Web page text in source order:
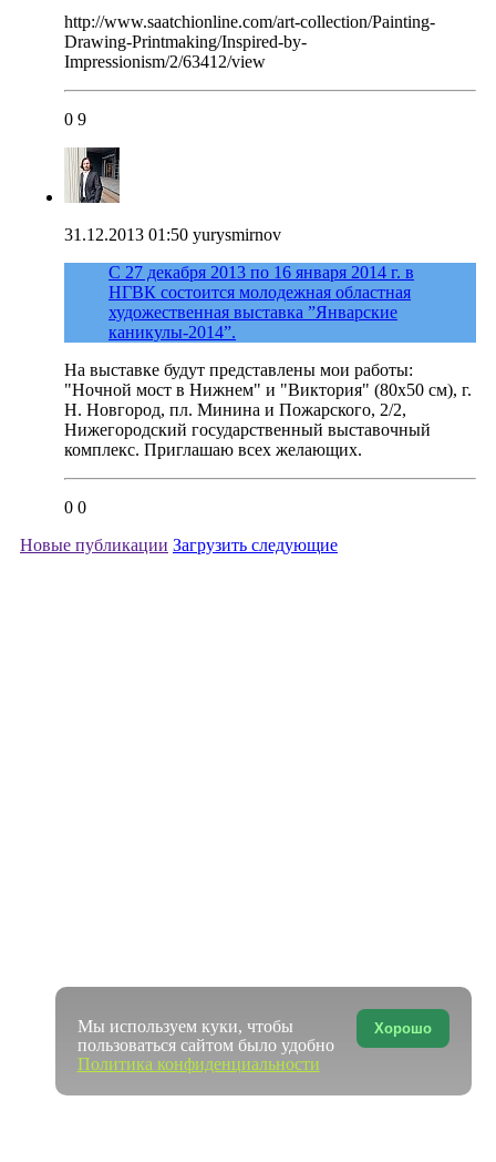
http://www.saatchionline.com/art-collection/Painting-
Drawing-Printmaking/Inspired-by-
Impressionism/2/63412/view
0 9
31.12.2013 01:50 yurysmirnov
С 27 декабря 2013 по 16 января 2014 г. в
НГВК состоится молодежная областная
художественная выставка ”Январские
каникулы-2014”.
На выставке будут представлены мои работы:
"Ночной мост в Нижнем" и "Виктория" (80x50 см), г.
Н. Новгород, пл. Минина и Пожарского, 2/2,
Нижегородский государственный выставочный
комплекс. Приглашаю всех желающих.
0 0
Новые публикации Загрузить следующие
Хорошо
Мы используем куки, чтобы
пользоваться сайтом было удобно
Политика конфиденциальности